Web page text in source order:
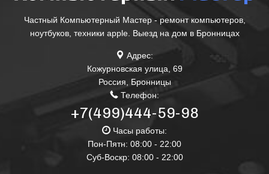
Частный Компьютерный Мастер - ремонт компьютеров,
ноутбуков, техники apple. Выезд на дом в Бронницах
Адрес:
Кожурновская улица, 69
Россия, Бронницы
Телефон:
+7(499)444-59-98
Часы работы:
Пон-Пятн: 08:00 - 22:00
Суб-Воскр: 08:00 - 22:00